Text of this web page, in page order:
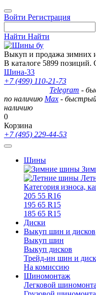
Войти Регистрация
Найти Найти
Выкуп и продажа зимних
В каталоге 5899 позиций.
Шина-33
+7 (499) 110-21-73
Telegram -
по наличию Max - быстрый
наличию
0
Корзина
+7 (495) 229-44-53
Шины
Категория износа,
205 55 R16
195 65 R15
185 65 R15
Диски
Выкуп шин и дисков
Выкуп шин
Выкуп дисков
Трейд-ин шин и
На комиссию
Шиномонтаж
Легковой